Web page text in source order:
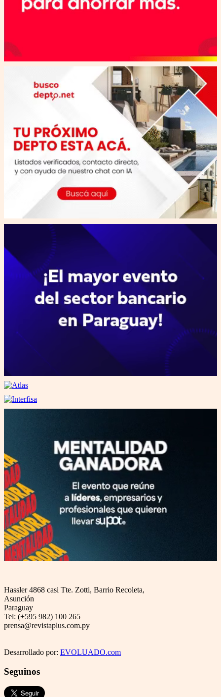
Hassler 4868 casi Tte. Zotti, Barrio Recoleta,
Asunción
Paraguay
Tel: (+595 982) 100 265
prensa@revistaplus.com.py
Desarrollado por: EVOLUADO.com
Seguinos